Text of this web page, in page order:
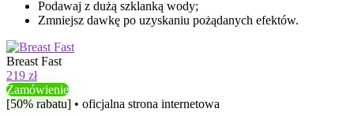
Podawaj z dużą szklanką wody;
Zmniejsz dawkę po uzyskaniu pożądanych efektów.
Breast Fast
219 zł
Zamówienie
[50% rabatu] • oficjalna strona internetowa